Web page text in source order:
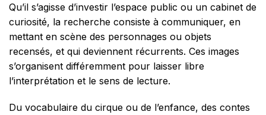
Qu’il s’agisse d’investir l’espace public ou un cabinet de
curiosité, la recherche consiste à communiquer, en
mettant en scène des personnages ou objets
recensés, et qui deviennent récurrents. Ces images
s’organisent différemment pour laisser libre
l’interprétation et le sens de lecture.
Du vocabulaire du cirque ou de l’enfance, des contes